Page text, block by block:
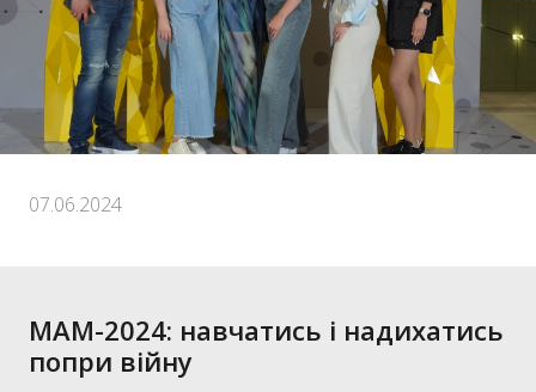
07.06.2024
МАМ-2024: навчатись і надихатись
попри війну